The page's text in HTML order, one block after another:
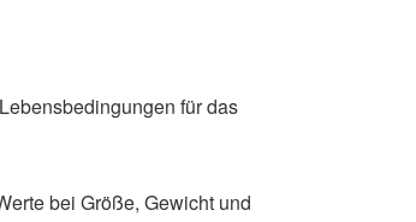
für das
bei Größe, Gewicht und